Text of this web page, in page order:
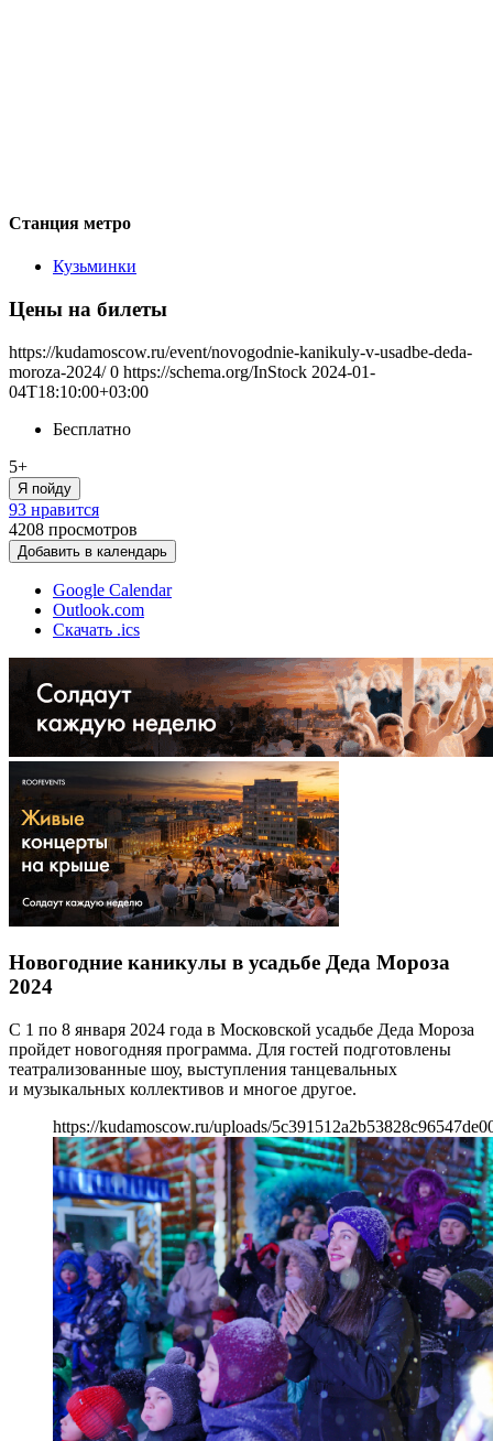
Станция метро
Кузьминки
Цены на билеты
https://kudamoscow.ru/event/novogodnie-kanikuly-v-usadbe-deda-
moroza-2024/ 0 https://schema.org/InStock 2024-01-
04T18:10:00+03:00
Бесплатно
5+
Я пойду
93 нравится
4208 просмотров
Добавить в календарь
Google Calendar
Outlook.com
Скачать .ics
Новогодние каникулы в усадьбе Деда Мороза
2024
С 1 по 8 января 2024 года в Московской усадьбе Деда Мороза
пройдет новогодняя программа. Для гостей подготовлены
театрализованные шоу, выступления танцевальных
и музыкальных коллективов и многое другое.
https://kudamoscow.ru/uploads/